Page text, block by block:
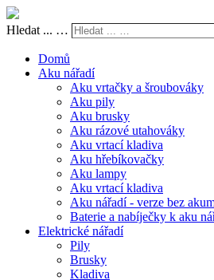
Hledat ... …
Domů
Aku nářadí
Aku vrtačky a šroubováky
Aku pily
Aku brusky
Aku rázové utahováky
Aku vrtací kladiva
Aku hřebíkovačky
Aku lampy
Aku vrtací kladiva
Aku nářadí - verze bez
Baterie a nabíječky k aku
Elektrické nářadí
Pily
Brusky
Kladiva